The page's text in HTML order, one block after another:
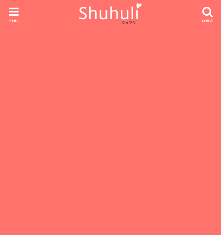
search
menu